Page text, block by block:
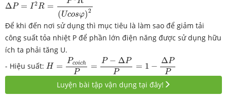
ΔP = I2R =
(Ucosφ)2
Để khi đến nơi sử dụng thì mục tiêu là làm sao để giảm tải
công suất tỏa nhiệt P để phần lớn điện năng được sử dụng hữu
ích ta phải tăng U.
- Hiệu suất: H =
Pcoich
P
=
P − ΔP
P
= 1 −
ΔP
P
H=Pcoi −Δ = 1−
Luyện bài tập vận dụng tại đây!